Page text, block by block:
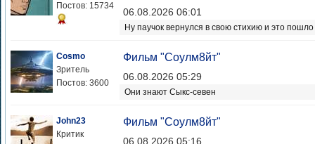
Постов: 15734
06.08.2026 06:01
Ну паучок вернулся в свою стихию и это
Cosmo
Зритель
Постов: 3600
Фильм "Соулм8йт"
06.08.2026 05:29
Они знают Сыкс-севен
John23
Критик
Фильм "Соулм8йт"
06.08.2026 05:16